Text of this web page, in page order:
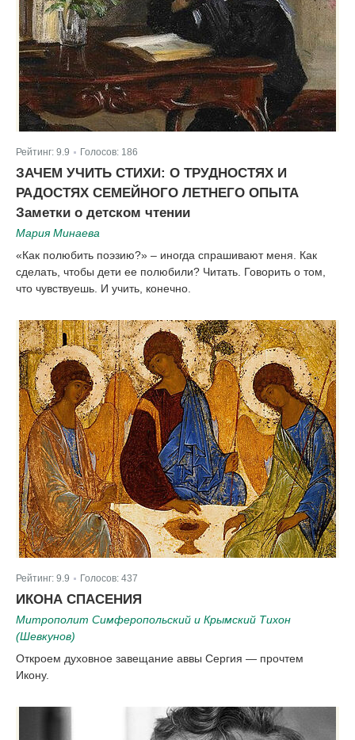
Рейтинг: 9.9 Голосов: 186
ЗАЧЕМ УЧИТЬ СТИХИ: О ТРУДНОСТЯХ И
РАДОСТЯХ СЕМЕЙНОГО ЛЕТНЕГО ОПЫТА
Заметки о детском чтении
Мария Минаева
«Как полюбить поэзию?» – иногда спрашивают меня. Как
сделать, чтобы дети ее полюбили? Читать. Говорить о том,
что чувствуешь. И учить, конечно.
Рейтинг: 9.9 Голосов: 437
ИКОНА СПАСЕНИЯ
Митрополит Симферопольский и Крымский Тихон
(Шевкунов)
Откроем духовное завещание аввы Сергия — прочтем
Икону.